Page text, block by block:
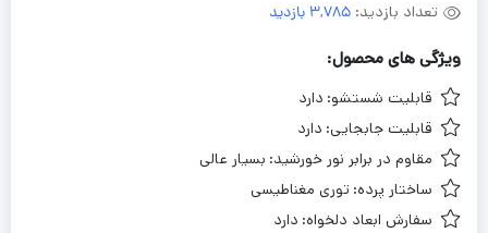
تعداد بازدید: 3,785 بازدید
ویژگی های محصول:
قابلیت شستشو: دارد
قابلیت جابجایی: دارد
مقاوم در برابر نور خورشید: بسیار عالی
ساختار پرده: توری مغناطیسی
سفارش ابعاد دلخواه: دارد